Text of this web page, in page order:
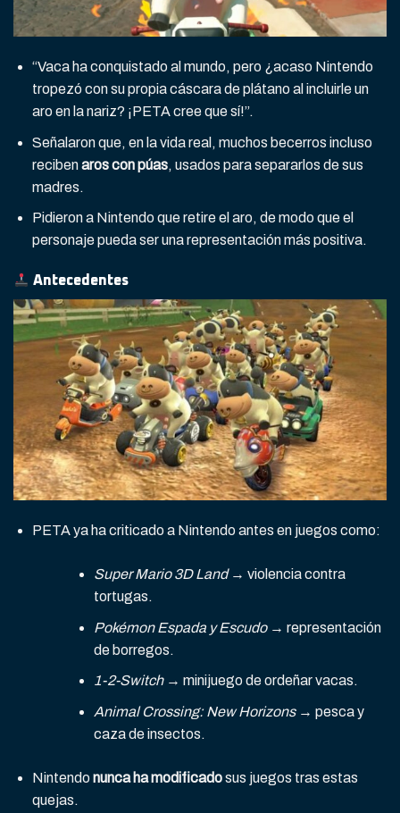
“Vaca ha conquistado al mundo, pero ¿acaso Nintendo
tropezó con su propia cáscara de plátano al incluirle un
aro en la nariz? ¡PETA cree que sí!”.
Señalaron que, en la vida real, muchos becerros incluso
recibenaros con púas, usados para separarlos de sus
madres.
Pidieron a Nintendo que retire el aro, de modo que el
personaje pueda ser una representación más positiva.
Antecedentes
PETA ya ha criticado a Nintendo antes en juegos como:
Super Mario 3D Land→ violencia contra
tortugas.
Pokémon Espada y Escudo→ representación
de borregos.
1-2-Switch→ minijuego de ordeñar vacas.
Animal Crossing: New Horizons→ pesca y
caza de insectos.
Nintendonunca ha modificadosus juegos tras estas
quejas.